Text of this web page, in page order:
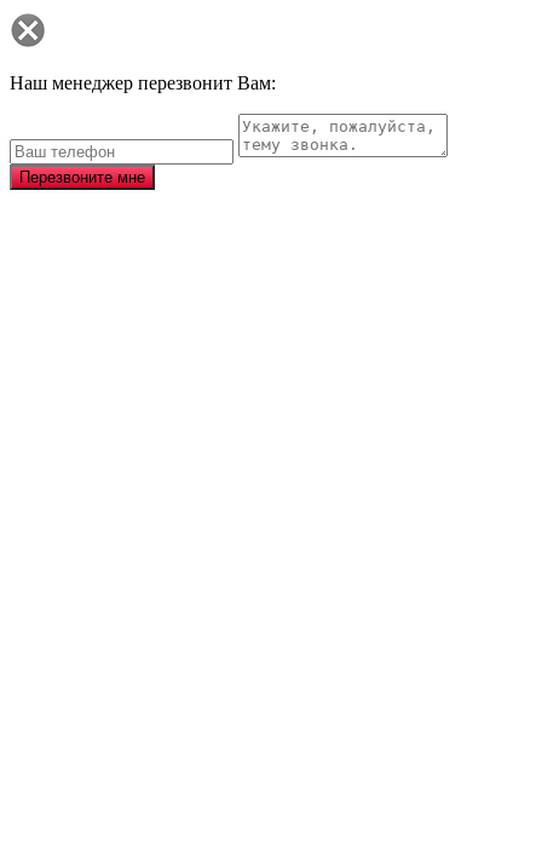
Наш менеджер перезвонит Вам:
Перезвоните мне